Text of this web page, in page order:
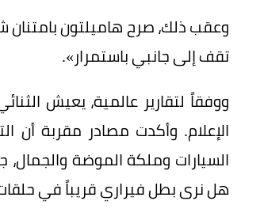
وعقب ذلك، صرح هاميلتون
تقف إلى جانبي باستمرار».
ووفقاً لتقارير عالمية، يعيش
الإعلام. وأكدت مصادر مقربة أن
السيارات وملكة الموضة
هل نرى بطل فيراري قريباً في